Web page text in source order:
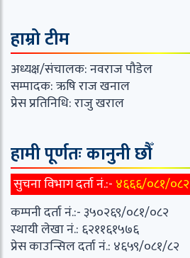
हाम्रो टीम
अध्यक्ष/संचालक: नवराज पौडेल
सम्पादक: ऋषि राज खनाल
प्रेस प्रतिनिधि: राजु खराल
हामी पूर्णतः कानुनी छौँ
सुचना विभाग दर्ता नं.:- ४६६६/०८१/०८२
कम्पनी दर्ता नं.:- ३५०२६९/०८१/०८२
स्थायी लेखा नं.: ६२११६१५७६
प्रेस काउन्सिल दर्ता नं.: ४६५९/०८१/८२